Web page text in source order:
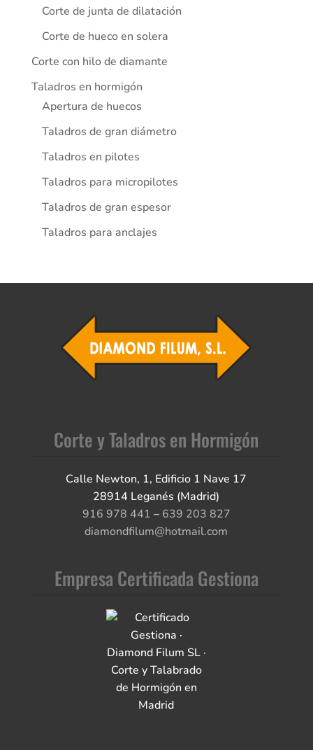
Corte de junta de dilatación
Corte de hueco en solera
Corte con hilo de diamante
Taladros en hormigón
Apertura de huecos
Taladros de gran diámetro
Taladros en pilotes
Taladros para micropilotes
Taladros de gran espesor
Taladros para anclajes
Corte y Taladros en Hormigón
Calle Newton, 1, Edificio 1 Nave 17
28914 Leganés (Madrid)
916 978 441 – 639 203 827
diamondfilum@hotmail.com
Empresa Certificada Gestiona